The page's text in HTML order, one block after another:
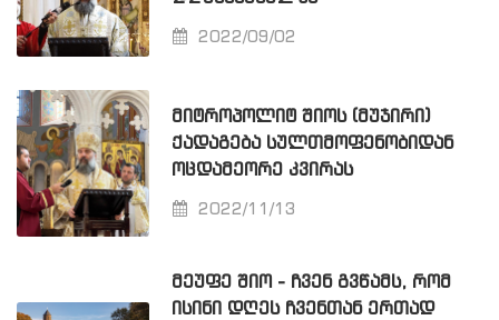
2022/09/02
ᲛᲘᲢᲠᲝᲞᲝᲚᲘᲢ ᲨᲘᲝᲡ (ᲛᲣᲯᲘᲠᲘ)
ᲥᲐᲓᲐᲒᲔᲑᲐ ᲡᲣᲚᲗᲛᲝᲤᲔᲜᲝᲑᲘᲓᲐᲜ
ᲝᲪᲓᲐᲛᲔᲝᲠᲔ ᲙᲕᲘᲠᲐᲡ
2022/11/13
ᲛᲔᲣᲤᲔ ᲨᲘᲝ - ᲩᲕᲔᲜ ᲒᲕᲬᲐᲛᲡ, ᲠᲝᲛ
ᲘᲡᲘᲜᲘ ᲓᲦᲔᲡ ᲩᲕᲔᲜᲗᲐᲜ ᲔᲠᲗᲐᲓ